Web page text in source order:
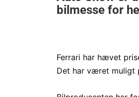
Ferrari har hævet
Det har været muligt